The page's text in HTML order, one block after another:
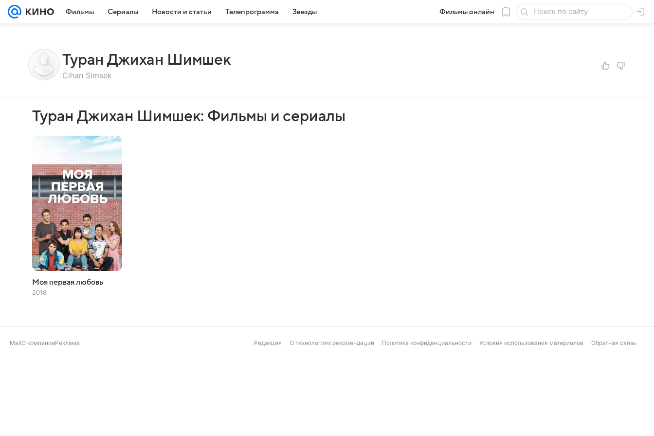
Фильмы Сериалы Новости и статьи Телепрограмма Звезды Фильмы онлайн
Туран Джихан Шимшек
Cihan Simsek
Туран Джихан Шимшек: Фильмы и сериалы
Моя первая любовь
2018
MailО компанииРеклама Редакция О технологиях рекомендаций Политика конфиденциальности Условия использования материалов Обратная связь